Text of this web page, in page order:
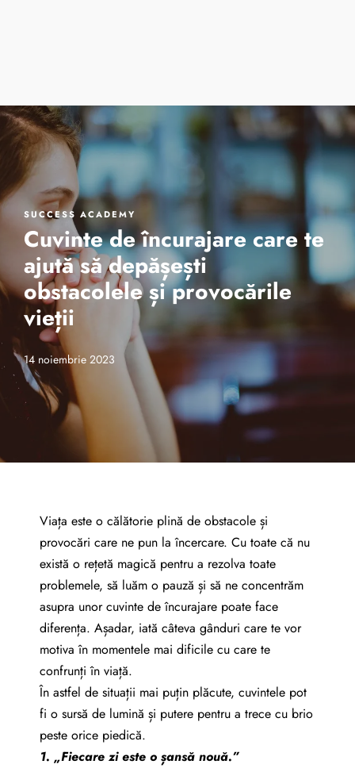
SUCCESS ACADEMY
Cuvinte de încurajare care te
ajută să depășești
obstacolele și provocările
vieții
14 noiembrie 2023
Viața este o călătorie plină de obstacole și
provocări care ne pun la încercare. Cu toate că nu
există o rețetă magică pentru a rezolva toate
problemele, să luăm o pauză și să ne concentrăm
asupra unor cuvinte de încurajare poate face
diferența. Așadar, iată câteva gânduri care te vor
motiva în momentele mai dificile cu care te
confrunți în viață.
În astfel de situații mai puțin plăcute, cuvintele pot
fi o sursă de lumină și putere pentru a trece cu brio
peste orice piedică.
1. „Fiecare zi este o șansă nouă.”